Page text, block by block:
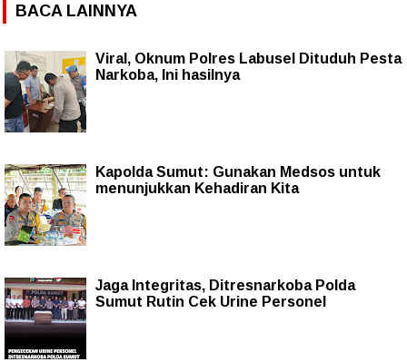
BACA LAINNYA
Viral, Oknum Polres Labusel Dituduh Pesta
Narkoba, Ini hasilnya
Kapolda Sumut: Gunakan Medsos untuk
menunjukkan Kehadiran Kita
Jaga Integritas, Ditresnarkoba Polda
Sumut Rutin Cek Urine Personel